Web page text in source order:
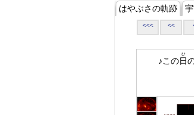
はやぶさの軌跡
<<< <<
♪この日
ひ